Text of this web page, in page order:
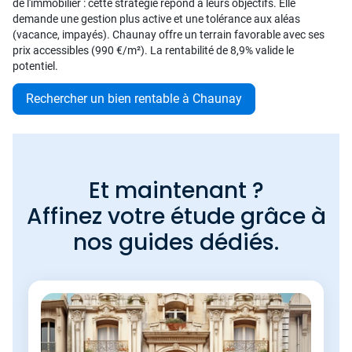
de l'immobilier : cette stratégie répond à leurs objectifs. Elle
demande une gestion plus active et une tolérance aux aléas
(vacance, impayés). Chaunay offre un terrain favorable avec ses
prix accessibles (990 €/m²). La rentabilité de 8,9% valide le
potentiel.
Rechercher un bien rentable à Chaunay
Et maintenant ?
Affinez votre étude grâce à
nos guides dédiés.